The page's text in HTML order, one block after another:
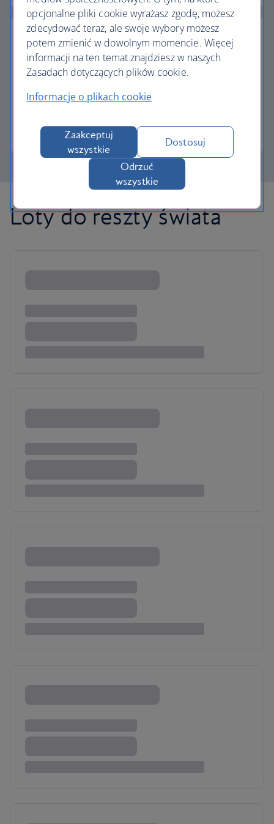
Częściowa płatność w Avios
Płacisz mniej za następny lot, jeśli wymienisz Avios.
Więcej informacji o płatności częściowej
Loty do reszty świata
opcjonalne pliki cookie wyrażasz zgodę, możesz
zdecydować teraz, ale swoje wybory możesz
potem zmienić w dowolnym momencie. Więcej
informacji na ten temat znajdziesz w naszych
Zasadach dotyczących plików cookie.
Informacje o plikach cookie
Zaakceptuj
wszystkie
Dostosuj
Odrzuć
wszystkie